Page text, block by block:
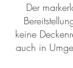
Der
keine
auch in